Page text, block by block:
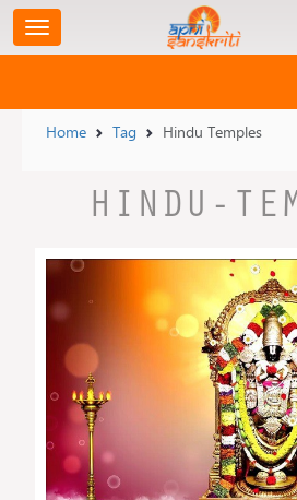
Home Tag Hindu Temples
HINDU-